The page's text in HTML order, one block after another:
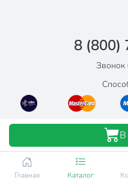
8 (800)
Звонок
Главная Каталог
В